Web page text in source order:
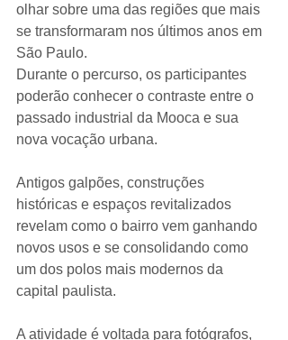
olhar sobre uma das regiões que mais
se transformaram nos últimos anos em
São Paulo.
Durante o percurso, os participantes
poderão conhecer o contraste entre o
passado industrial da Mooca e sua
nova vocação urbana.
Antigos galpões, construções
históricas e espaços revitalizados
revelam como o bairro vem ganhando
novos usos e se consolidando como
um dos polos mais modernos da
capital paulista.
A atividade é voltada para fotógrafos,